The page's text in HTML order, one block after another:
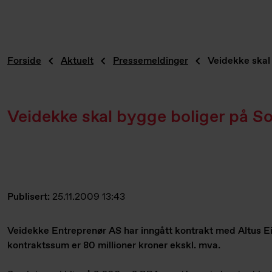
Forside Aktuelt Pressemeldinger Veidekke
Veidekke skal bygge boliger på
Publisert: 25.11.2009 13:43
Veidekke Entreprenør AS har inngått kontrakt med Altus
kontraktssum er 80 millioner kroner ekskl. mva.